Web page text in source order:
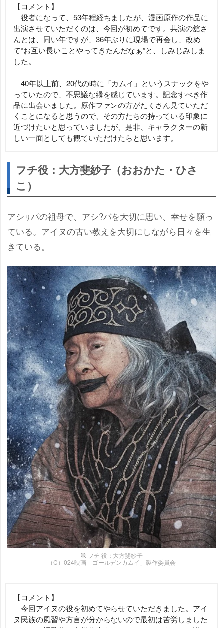
【コメント】
役者になって、53年程経ちましたが、漫画原作の作品に
出演させていただくのは、今回が初めてです。共演の舘さ
んとは、同い年ですが、36年ぶりに現場で再会し、改め
て“お互い長いことやってきたんだなぁ”と、しみじみしま
した。
40年以上前、20代の時に「カムイ」というスナックを
っていたので、不思議な縁を感じています。記念すべき作
品に出会いました。原作ファンの方がたくさん見ていただ
くことになると思うので、その方たちの持っている印象に
近づけたいと思っていましたが、是非、キャラクターの新
しい一面としても観ていただけたらと思います。
フチ役：大方斐紗子（おおかた・ひさ
こ）
アシ リパの祖母で、アシ?パを大切に思い、幸せを願っ
ている。アイヌの古い教えを大切にしながら日々を生
きている。
フチ 役：大方斐紗子
（C）024映画「ゴールデンカムイ」製作委員会
【コメント】
今回アイヌの役を初めてやらせていただきました。アイ
ヌ民族の風習や方言が分からないので最初は苦労しました